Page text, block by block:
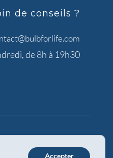
de conseils ?
de 8h à 19h30